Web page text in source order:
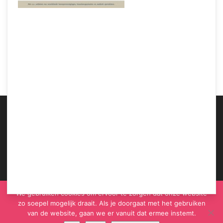
We gebruiken cookies om ervoor te zorgen dat onze website
zo soepel mogelijk draait. Als je doorgaat met het gebruiken
van de website, gaan we er vanuit dat ermee instemt.